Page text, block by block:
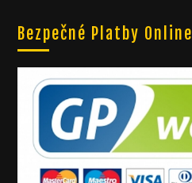
Bezpečné Platby Online